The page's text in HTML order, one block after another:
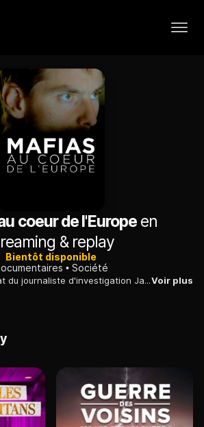
coeur de l'Europe en
& replay
Bientôt disponible
Société
Retour sur l'assassinat du journaliste d'investigation Jan Kuciak, 27 ans, et de sa compagne, Martina Kusnirova, le 28 février 2018, près de Bratislava, en Slovaquie.Voir plus